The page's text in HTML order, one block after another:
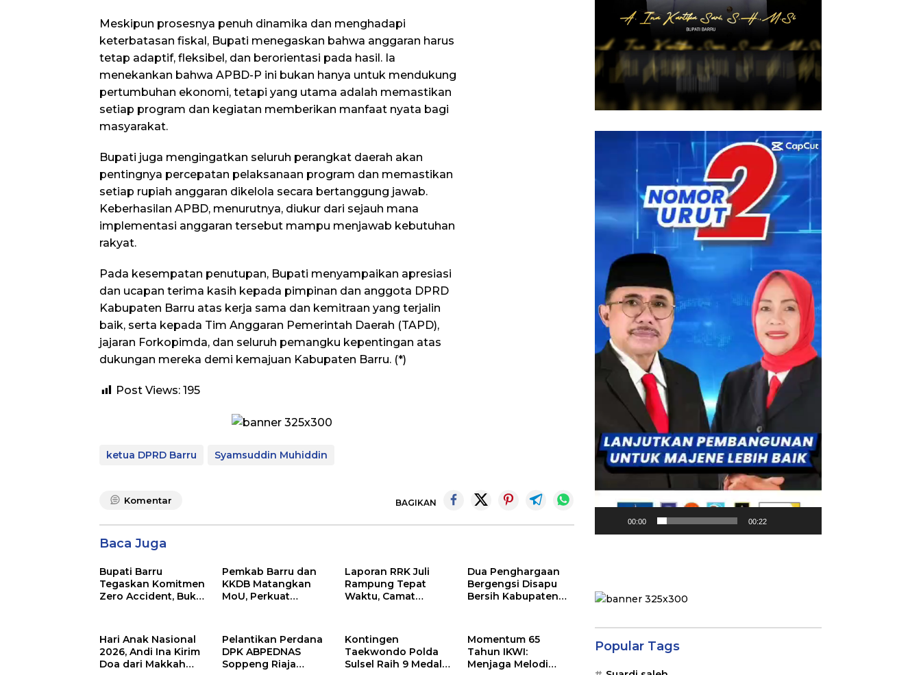
​Meskipun prosesnya penuh dinamika dan menghadapi
keterbatasan fiskal, Bupati menegaskan bahwa anggaran harus
tetap adaptif, fleksibel, dan berorientasi pada hasil. Ia
menekankan bahwa APBD-P ini bukan hanya untuk mendukung
pertumbuhan ekonomi, tetapi yang utama adalah memastikan
setiap program dan kegiatan memberikan manfaat nyata bagi
masyarakat.
​Bupati juga mengingatkan seluruh perangkat daerah akan
pentingnya percepatan pelaksanaan program dan memastikan
setiap rupiah anggaran dikelola secara bertanggung jawab.
Keberhasilan APBD, menurutnya, diukur dari sejauh mana
implementasi anggaran tersebut mampu menjawab kebutuhan
rakyat.
​Pada kesempatan penutupan, Bupati menyampaikan apresiasi
dan ucapan terima kasih kepada pimpinan dan anggota DPRD
Kabupaten Barru atas kerja sama dan kemitraan yang terjalin
baik, serta kepada Tim Anggaran Pemerintah Daerah (TAPD),
jajaran Forkopimda, dan seluruh pemangku kepentingan atas
dukungan mereka demi kemajuan Kabupaten Barru. (*)
Post Views: 195
ketua DPRD Barru Syamsuddin Muhiddin
Komentar BAGIKAN
Baca Juga
Bupati Barru
Tegaskan Komitmen
Zero Accident, Buka
Konstruksi
Pemkab Barru dan
KKDB Matangkan
MoU, Perkuat
Daerah
Laporan RRK Juli
Rampung Tepat
Waktu, Camat
Desa dan Kelurahan
Dua Penghargaan
Bergengsi Disapu
Bersih Kabupaten
Hari Anak Nasional
2026, Andi Ina Kirim
Doa dari Makkah
Pelantikan Perdana
DPK ABPEDNAS
Soppeng Riaja
Kontingen
Taekwondo Polda
Sulsel Raih 9 Medali
Momentum 65
Tahun IKWI:
Menjaga Melodi
Pemutar
00:00 00:22
Popular Tags